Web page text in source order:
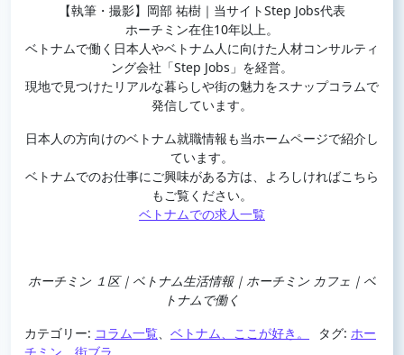
【執筆・撮影】岡部 祐樹｜当サイトStep Jobs代表
ホーチミン在住10年以上。
ベトナムで働く日本人やベトナム人に向けた人材コンサルティ
ング会社「Step Jobs」を経営。
現地で見つけたリアルな暮らしや街の魅力をスナップコラムで
発信しています。
日本人の方向けのベトナム就職情報も当ホームページで紹介し
ています。
ベトナムでのお仕事にご興味がある方は、よろしければこちら
もご覧ください。
ベトナムでの求人一覧
ホーチミン １区｜ベトナム生活情報｜ホーチミン カフェ｜ベ
トナムで働く
カテゴリー: コラム一覧、 ベトナム、ここが好き。 タグ: ホー